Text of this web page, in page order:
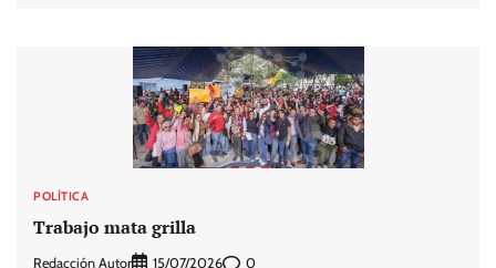
POLÍTICA
Trabajo mata grilla
Redacción Autor 15/07/2026 0